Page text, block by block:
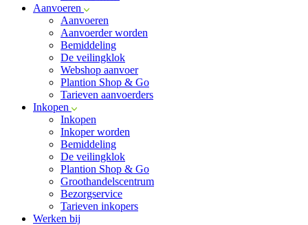
Aanvoeren
Aanvoeren
Aanvoerder worden
Bemiddeling
De veilingklok
Webshop aanvoer
Plantion Shop & Go
Tarieven aanvoerders
Inkopen
Inkopen
Inkoper worden
Bemiddeling
De veilingklok
Plantion Shop & Go
Groothandelscentrum
Bezorgservice
Tarieven inkopers
Werken bij